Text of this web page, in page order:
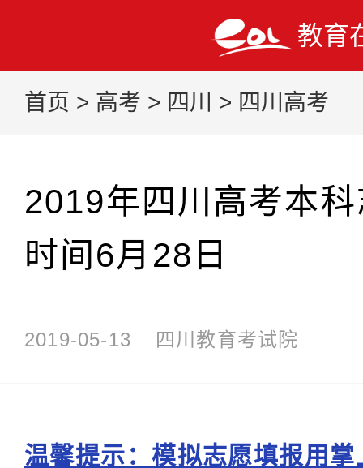
教育
首页 > 高考 > 四川 > 四川高考
2019年四川高考本
时间6月28日
2019-05-13 四川教育考试院
温馨提示：模拟志愿填报用